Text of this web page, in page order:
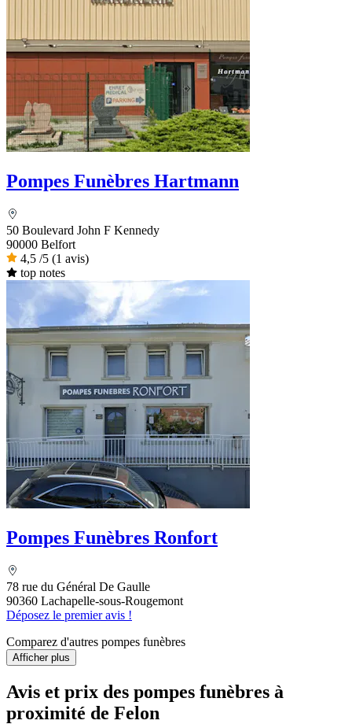
Pompes Funèbres Hartmann
50 Boulevard John F Kennedy
90000 Belfort
4,5 /5 (1 avis)
top notes
Pompes Funèbres Ronfort
78 rue du Général De Gaulle
90360 Lachapelle-sous-Rougemont
Déposez le premier avis !
Comparez d'autres pompes funèbres
Afficher plus
Avis et prix des pompes funèbres à
proximité de Felon